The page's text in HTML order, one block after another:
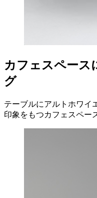
カフェスペース
グ
テーブルにアルトホワイ
印象をもつカフェスペー